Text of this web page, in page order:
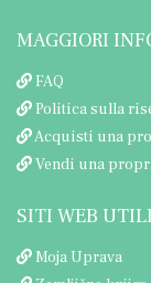
MAGGIORI
FAQ
Politica sulla
Acquisti una
Vendi una
SITI WEB UTILI
Moja Uprava